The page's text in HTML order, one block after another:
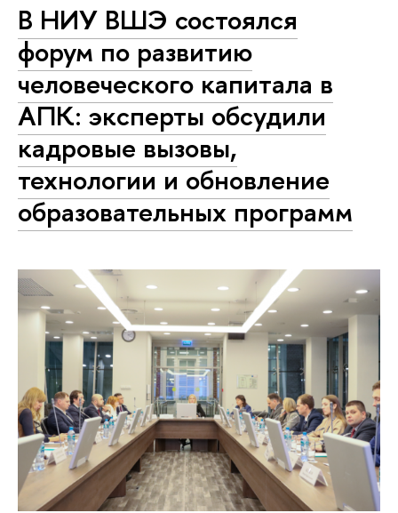
В НИУ ВШЭ состоялся
форум по развитию
человеческого капитала в
АПК: эксперты обсудили
кадровые вызовы,
технологии и обновление
образовательных программ